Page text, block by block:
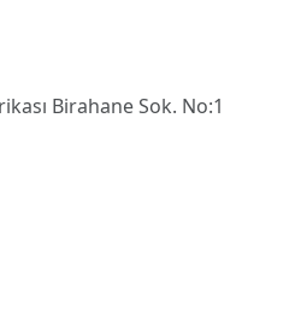
Birahane Sok. No:1